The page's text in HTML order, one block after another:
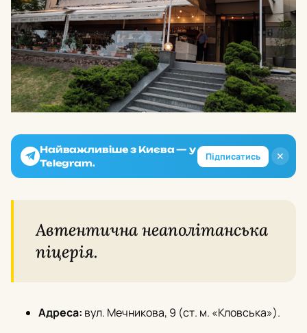
✕
Найважливіше з Києва — у
Telegram.
Підписатись
Автентична неаполітанська
піцерія.
Адреса: вул. Мечникова, 9 (ст. м. «Кловська»).